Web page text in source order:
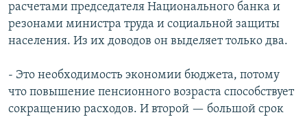
расчетами председателя Национального банка и
резонами министра труда и социальной защиты
населения. Из их доводов он выделяет только два.
- Это необходимость экономии бюджета, потому
что повышение пенсионного возраста способствует
сокращению расходов. И второй — большой срок